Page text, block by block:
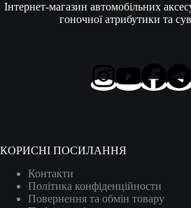
Інтернет-магазин автомобільних
гоночної атрибутики та
КОРИСНІ ПОСИЛАННЯ
Контакти
Політика конфіденційности
Повернення та обмін товару